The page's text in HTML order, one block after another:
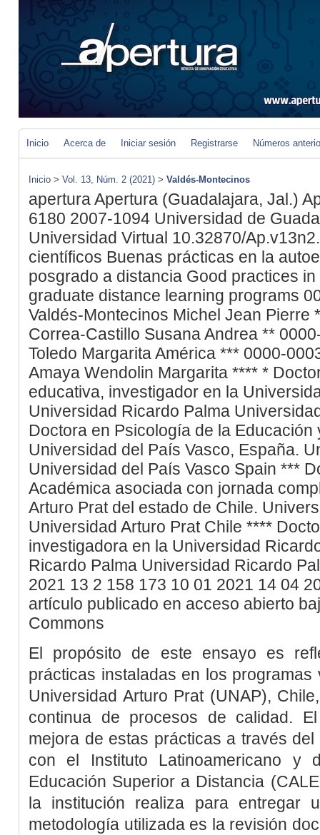
Inicio Acerca de Iniciar sesión Registrarse Números
Inicio > Vol. 13, Núm. 2 (2021) > Valdés-Montecinos
aperturaApertura (Guadalajara, Jal.)
6180 2007-1094 Universidad de
Universidad Virtual 10.32870/
científicos Buenas prácticas en la
posgrado a distancia Good practices
graduate distance learning programs
Valdés-Montecinos Michel Jean Pierre *
Correa-Castillo Susana Andrea **
Toledo Margarita América *** 0000-
Amaya Wendolin Margarita **** *
educativa, investigador en la
Universidad Ricardo Palma
Doctora en Psicología de la Educación
Universidad del País Vasco, España.
Universidad del País Vasco Spain ***
Académica asociada con jornada
Arturo Prat del estado de Chile.
Universidad Arturo Prat Chile ****
investigadora en la Universidad
Ricardo Palma Universidad Ricardo
2021 13 2 158 173 10 01 2021 14 04
artículo publicado en acceso abierto
Commons
El propósito de este ensayo es
prácticas instaladas en los
Universidad Arturo Prat (UNAP),
continua de procesos de calidad.
mejora de estas prácticas a través
con el Instituto Latinoamericano y
Educación Superior a Distancia
la institución realiza para entregar
metodología utilizada es la revisión